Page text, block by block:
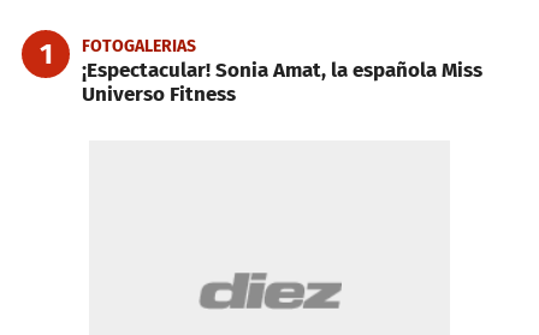
1 FOTOGALERIAS
¡Espectacular! Sonia Amat, la española Miss
Universo Fitness